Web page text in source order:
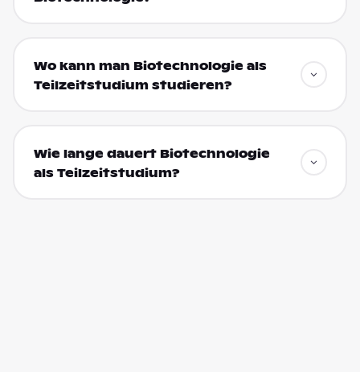
Wo kann man Biotechnologie als
Teilzeitstudium studieren?
Wie lange dauert Biotechnologie
als Teilzeitstudium?